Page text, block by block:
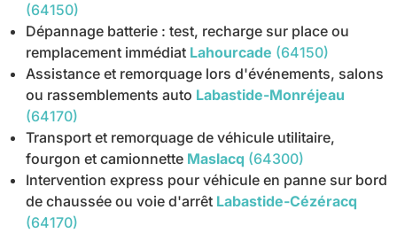
(64150)
Dépannage batterie : test, recharge sur place ou
remplacement immédiat Lahourcade (64150)
Assistance et remorquage lors d'événements, salons
ou rassemblements auto Labastide-Monréjeau
(64170)
Transport et remorquage de véhicule utilitaire,
fourgon et camionnette Maslacq (64300)
Intervention express pour véhicule en panne sur bord
de chaussée ou voie d'arrêt Labastide-Cézéracq
(64170)